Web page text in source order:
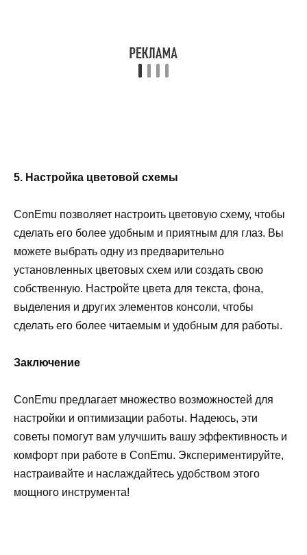
5. Настройка цветовой схемы
ConEmu позволяет настроить цветовую схему, чтобы
сделать его более удобным и приятным для глаз. Вы
можете выбрать одну из предварительно
установленных цветовых схем или создать свою
собственную. Настройте цвета для текста, фона,
выделения и других элементов консоли, чтобы
сделать его более читаемым и удобным для работы.
Заключение
ConEmu предлагает множество возможностей для
настройки и оптимизации работы. Надеюсь, эти
советы помогут вам улучшить вашу эффективность и
комфорт при работе в ConEmu. Экспериментируйте,
настраивайте и наслаждайтесь удобством этого
мощного инструмента!